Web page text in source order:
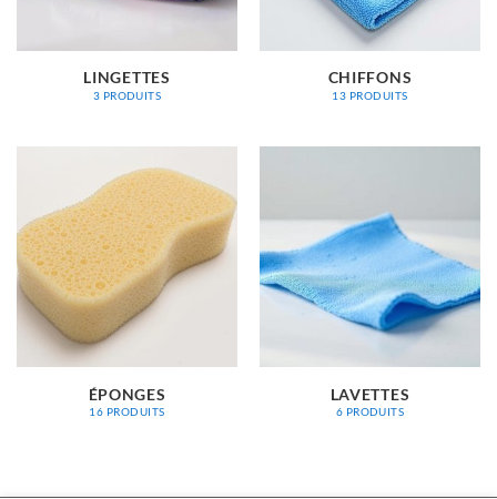
LINGETTES
3 PRODUITS
CHIFFONS
13 PRODUITS
ÉPONGES
16 PRODUITS
LAVETTES
6 PRODUITS